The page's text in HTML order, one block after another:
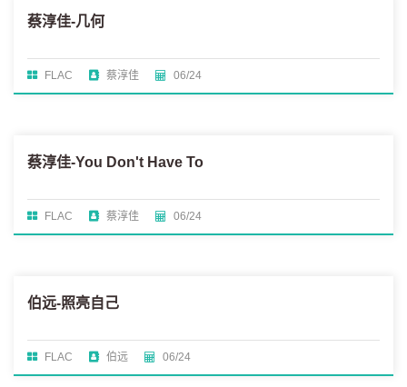
蔡淳佳-几何
FLAC 蔡淳佳 06/24
蔡淳佳-You Don't Have To
FLAC 蔡淳佳 06/24
伯远-照亮自己
FLAC 伯远 06/24